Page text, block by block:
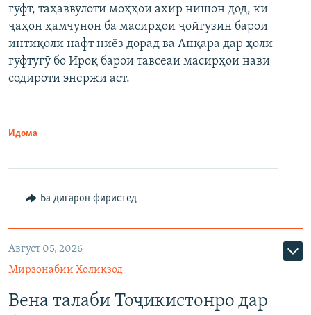
гуфт, таҳаввулоти моҳҳои ахир нишон дод, ки
ҷаҳон ҳамчунон ба масирҳои ҷойгузин барои
интиқоли нафт ниёз дорад ва Анқара дар ҳоли
гуфтугӯ бо Ироқ барои тавсеаи масирҳои нави
содироти энержӣ аст.
Идома
Ба дигарон фиристед
Август 05, 2026
Мирзонабии Холиқзод
Вена талаби Тоҷикистонро дар